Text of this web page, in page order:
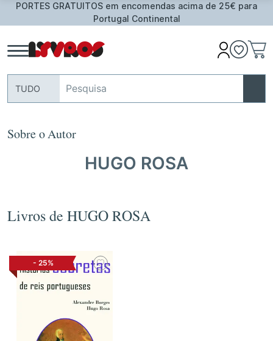
GRATUITOS em encomendas acima de 25€ para
Portugal Continental
TUDO
Sobre o Autor
HUGO ROSA
Livros de HUGO ROSA
- 25%